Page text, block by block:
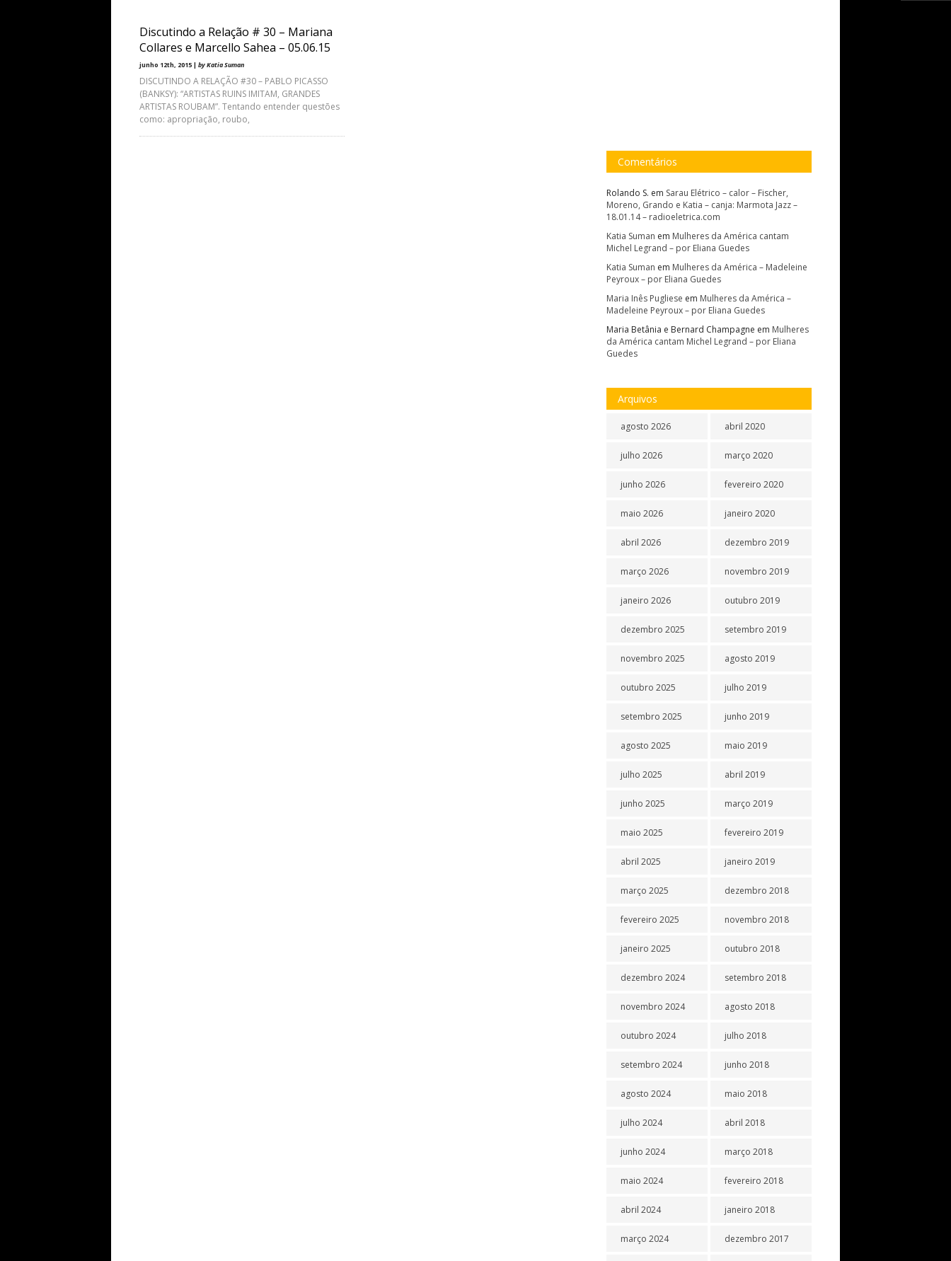
Discutindo a Relação # 30 – Mariana
Collares e Marcello Sahea – 05.06.15
junho 12th, 2015 | by Katia Suman
DISCUTINDO A RELAÇÃO #30 – PABLO PICASSO
(BANKSY): “ARTISTAS RUINS IMITAM, GRANDES
ARTISTAS ROUBAM”. Tentando entender questões
como: apropriação, roubo,
Comentários
Rolando S. em Sarau Elétrico – calor – Fischer,
Moreno, Grando e Katia – canja: Marmota Jazz –
18.01.14 – radioeletrica.com
Katia Suman em Mulheres da América cantam
Michel Legrand – por Eliana Guedes
Katia Suman em Mulheres da América – Madeleine
Peyroux – por Eliana Guedes
Maria Inês Pugliese em Mulheres da América –
Madeleine Peyroux – por Eliana Guedes
Maria Betânia e Bernard Champagne em Mulheres
da América cantam Michel Legrand – por Eliana
Guedes
Arquivos
agosto 2026
julho 2026
junho 2026
maio 2026
abril 2026
março 2026
janeiro 2026
dezembro 2025
novembro 2025
outubro 2025
setembro 2025
agosto 2025
julho 2025
junho 2025
maio 2025
abril 2025
março 2025
fevereiro 2025
janeiro 2025
dezembro 2024
novembro 2024
outubro 2024
setembro 2024
agosto 2024
julho 2024
junho 2024
maio 2024
abril 2024
março 2024
abril 2020
março 2020
fevereiro 2020
janeiro 2020
dezembro 2019
novembro 2019
outubro 2019
setembro 2019
agosto 2019
julho 2019
junho 2019
maio 2019
abril 2019
março 2019
fevereiro 2019
janeiro 2019
dezembro 2018
novembro 2018
outubro 2018
setembro 2018
agosto 2018
julho 2018
junho 2018
maio 2018
abril 2018
março 2018
fevereiro 2018
janeiro 2018
dezembro 2017